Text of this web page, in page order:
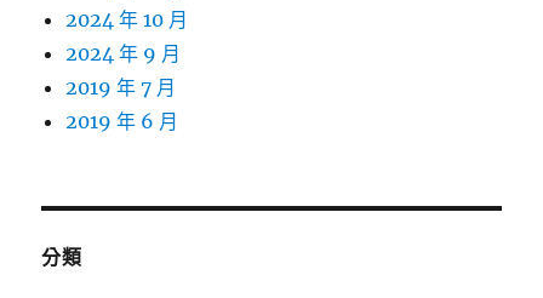
2024 年 10 月
2024 年 9 月
2019 年 7 月
2019 年 6 月
分類